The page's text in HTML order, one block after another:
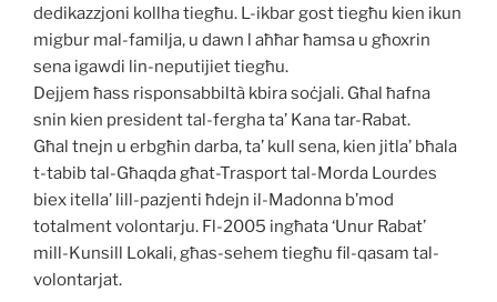
dedikazzjoni kollha tiegħu. L-ikbar gost tiegħu kien ikun
migbur mal-familja, u dawn l aħħar ħamsa u għoxrin
sena igawdi lin-neputijiet tiegħu.
Dejjem ħass risponsabbiltà kbira soċjali. Għal ħafna
snin kien president tal-fergha ta’ Kana tar-Rabat.
Għal tnejn u erbgħin darba, ta’ kull sena, kien jitla’ bħala
t-tabib tal-Għaqda għat-Trasport tal-Morda Lourdes
biex itella’ lill-pazjenti ħdejn il-Madonna b’mod
totalment volontarju. Fl-2005 ingħata ‘Unur Rabat’
mill-Kunsill Lokali, għas-sehem tiegħu fil-qasam tal-
volontarjat.